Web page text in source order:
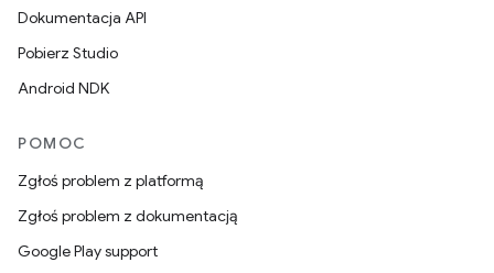
Dokumentacja API
Pobierz Studio
Android NDK
POMOC
Zgłoś problem z platformą
Zgłoś problem z dokumentacją
Google Play support